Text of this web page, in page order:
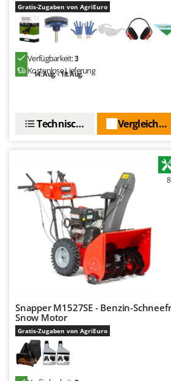
Gratis-Zugaben von AgriEuro
Verfügbarkeit:3
Kostenlose Lieferung
14. Aug. - 18. Aug.
Vergleichen
Technische Daten
Snapper M1527SE - Benzin-
Snow Motor
Gratis-Zugaben von AgriEuro